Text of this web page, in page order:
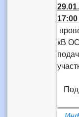
кВ